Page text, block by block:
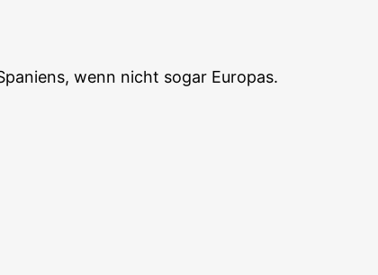
wenn nicht sogar Europas.